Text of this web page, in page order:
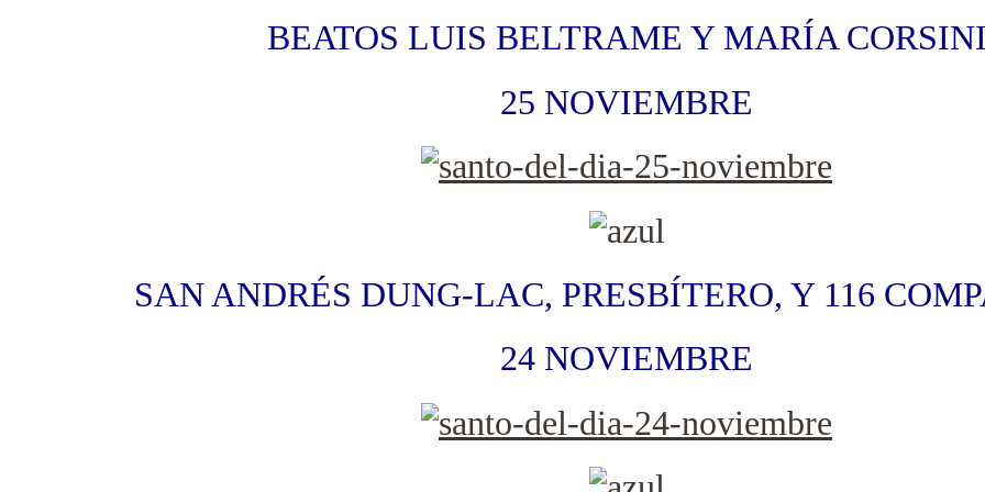
BEATOS LUIS BELTRAME Y MARÍA CORSINI
25 NOVIEMBRE
SAN ANDRÉS DUNG-LAC, PRESBÍTERO, Y 116
24 NOVIEMBRE